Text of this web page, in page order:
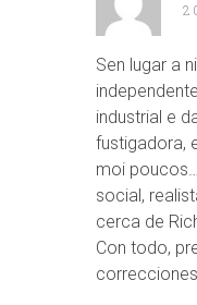
Sen lugar a
industrial e
fustigadora,
moi
social,
cerca de
Con todo,